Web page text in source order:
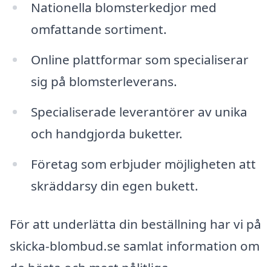
Nationella blomsterkedjor med
omfattande sortiment.
Online plattformar som specialiserar
sig på blomsterleverans.
Specialiserade leverantörer av unika
och handgjorda buketter.
Företag som erbjuder möjligheten att
skräddarsy din egen bukett.
För att underlätta din beställning har vi på
skicka-blombud.se samlat information om